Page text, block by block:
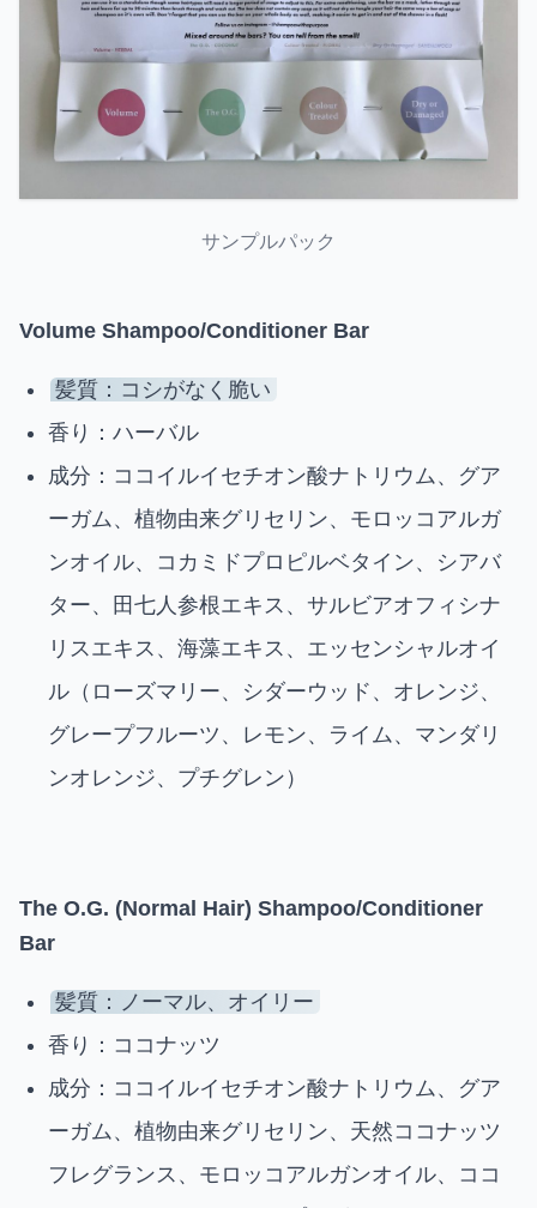
サンプルパック
Volume Shampoo/Conditioner Bar
髪質：コシがなく脆い
香り：ハーバル
成分：ココイルイセチオン酸ナトリウム、グア
ーガム、植物由来グリセリン、モロッコアルガ
ンオイル、コカミドプロピルベタイン、シアバ
ター、田七人参根エキス、サルビアオフィシナ
リスエキス、海藻エキス、エッセンシャルオイ
ル（ローズマリー、シダーウッド、オレンジ、
グレープフルーツ、レモン、ライム、マンダリ
ンオレンジ、プチグレン）
The O.G. (Normal Hair) Shampoo/Conditioner
Bar
髪質：ノーマル、オイリー
香り：ココナッツ
成分：ココイルイセチオン酸ナトリウム、グア
ーガム、植物由来グリセリン、天然ココナッツ
フレグランス、モロッコアルガンオイル、ココ